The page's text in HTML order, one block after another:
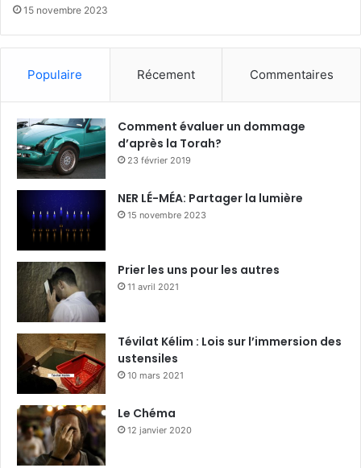
15 novembre 2023
Populaire Récement Commentaires
Comment évaluer un dommage
d’après la Torah?
23 février 2019
NER LÉ-MÉA: Partager la lumière
15 novembre 2023
Prier les uns pour les autres
11 avril 2021
Tévilat Kélim : Lois sur l’immersion des
ustensiles
10 mars 2021
Le Chéma
12 janvier 2020